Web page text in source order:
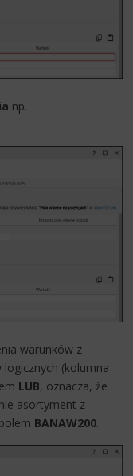
np.
warunków z
(kolumna
LUB, oznacza, że
asortyment z
BANAW200.​